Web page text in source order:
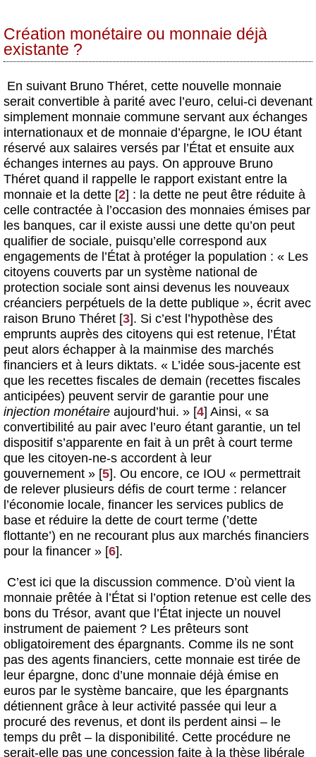
Création monétaire ou monnaie déjà
existante ?
En suivant Bruno Théret, cette nouvelle monnaie
serait convertible à parité avec l’euro, celui-ci devenant
simplement monnaie commune servant aux échanges
internationaux et de monnaie d’épargne, le IOU étant
réservé aux salaires versés par l’État et ensuite aux
échanges internes au pays. On approuve Bruno
Théret quand il rappelle le rapport existant entre la
monnaie et la dette [2] : la dette ne peut être réduite à
celle contractée à l’occasion des monnaies émises par
les banques, car il existe aussi une dette qu’on peut
qualifier de sociale, puisqu’elle correspond aux
engagements de l’État à protéger la population : « Les
citoyens couverts par un système national de
protection sociale sont ainsi devenus les nouveaux
créanciers perpétuels de la dette publique », écrit avec
raison Bruno Théret [3]. Si c’est l’hypothèse des
emprunts auprès des citoyens qui est retenue, l’État
peut alors échapper à la mainmise des marchés
financiers et à leurs diktats. « L’idée sous-jacente est
que les recettes fiscales de demain (recettes fiscales
anticipées) peuvent servir de garantie pour une
injection monétaire aujourd’hui. » [4] Ainsi, « sa
convertibilité au pair avec l’euro étant garantie, un tel
dispositif s’apparente en fait à un prêt à court terme
que les citoyen-ne-s accordent à leur
gouvernement » [5]. Ou encore, ce IOU « permettrait
de relever plusieurs défis de court terme : relancer
l’économie locale, financer les services publics de
base et réduire la dette de court terme (’dette
flottante’) en ne recourant plus aux marchés financiers
pour la financer » [6].
C’est ici que la discussion commence. D’où vient la
monnaie prêtée à l’État si l’option retenue est celle des
bons du Trésor, avant que l’État injecte un nouvel
instrument de paiement ? Les prêteurs sont
obligatoirement des épargnants. Comme ils ne sont
pas des agents financiers, cette monnaie est tirée de
leur épargne, donc d’une monnaie déjà émise en
euros par le système bancaire, que les épargnants
détiennent grâce à leur activité passée qui leur a
procuré des revenus, et dont ils perdent ainsi – le
temps du prêt – la disponibilité. Cette procédure ne
serait-elle pas une concession faite à la thèse libérale